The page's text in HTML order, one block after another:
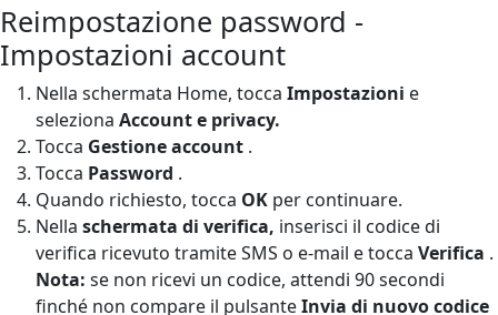
Reimpostazione password -
Impostazioni account
Nella schermata Home, tocca Impostazioni e
seleziona Account e privacy.
Tocca Gestione account .
Tocca Password .
Quando richiesto, tocca OK per continuare.
Nella schermata di verifica, inserisci il codice di
verifica ricevuto tramite SMS o e-mail e tocca Verifica .
Nota: se non ricevi un codice, attendi 90 secondi
finché non compare il pulsanteInvia di nuovo codice